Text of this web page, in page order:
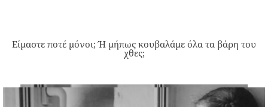
Είμαστε ποτέ μόνοι; Ή μήπως κουβαλάμε όλα τα βάρη του
χθες;